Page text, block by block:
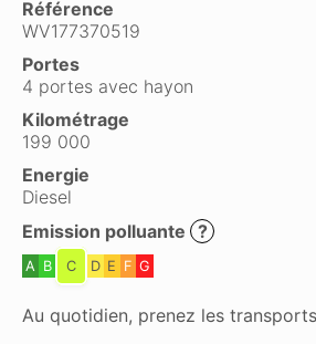
Référence
WV177370519
Portes
4 portes avec hayon
Kilométrage
199 000
Energie
Diesel
Emission polluante ?
A B C D E F G
Au quotidien, prenez les